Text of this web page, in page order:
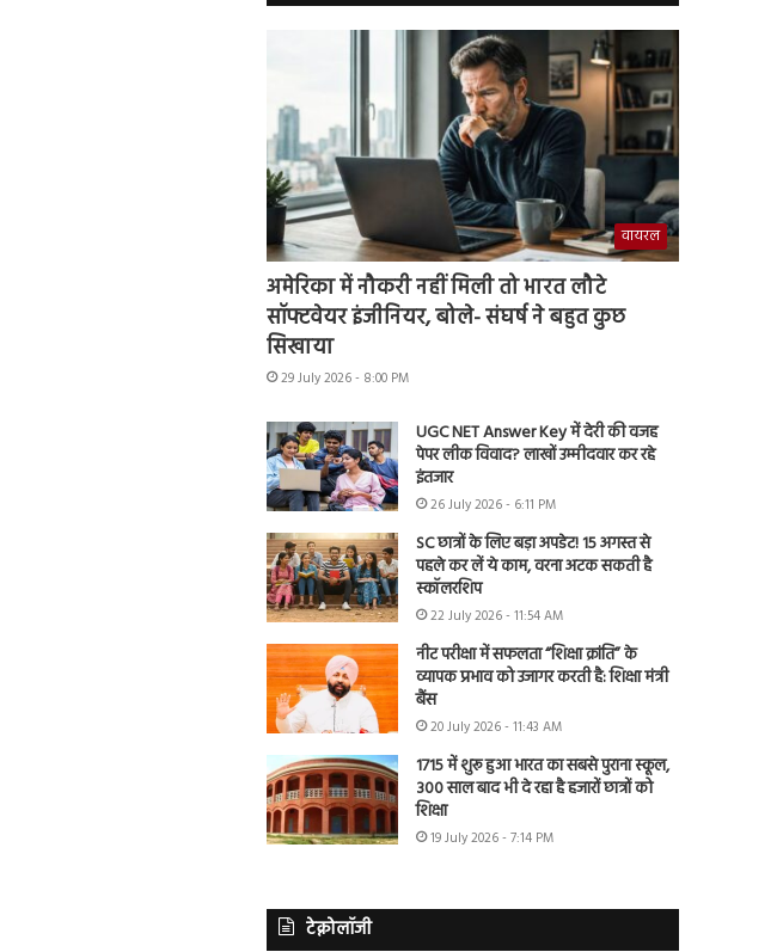
वायरल
अमेरिका में नौकरी नहीं मिली तो भारत लौटे
सॉफ्टवेयर इंजीनियर, बोले- संघर्ष ने बहुत कुछ
सिखाया
29 July 2026 - 8:00 PM
UGC NET Answer Key में देरी की वजह
पेपर लीक विवाद? लाखों उम्मीदवार कर रहे
इंतजार
26 July 2026 - 6:11 PM
SC छात्रों के लिए बड़ा अपडेट! 15 अगस्त से
पहले कर लें ये काम, वरना अटक सकती है
स्कॉलरशिप
22 July 2026 - 11:54 AM
नीट परीक्षा में सफलता “शिक्षा क्रांति” के
व्यापक प्रभाव को उजागर करती है: शिक्षा मंत्री
बैंस
20 July 2026 - 11:43 AM
1715 में शुरू हुआ भारत का सबसे पुराना स्कूल,
300 साल बाद भी दे रहा है हजारों छात्रों को
शिक्षा
19 July 2026 - 7:14 PM
टेक्नोलॉजी